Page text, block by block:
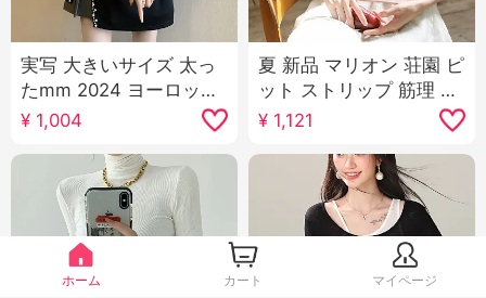
実写 大きいサイズ 太っ
たmm 2024 ヨーロッパ
商品 新品 重工業 ビーズ
刺繍 ファッション ルー
ズフィット 万能 軽い 贅
沢 デザイン 感 半袖
¥ 1,004
夏 新品 マリオン 荘園 ピ
ット ストリップ 筋理 柔
らかい光 口がきけない
ライト 感 ボートネック
ウエストシェイプ ニッ
ト Tシャツ 夏
¥ 1,121
ホーム カート マイページ